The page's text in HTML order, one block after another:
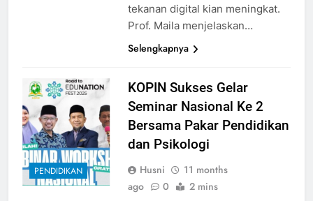
tekanan digital kian meningkat.
Prof. Maila menjelaskan…
Selengkapnya
PENDIDIKAN
KOPIN Sukses Gelar
Seminar Nasional Ke 2
Bersama Pakar Pendidikan
dan Psikologi
Husni
11 months
ago
0 2 mins